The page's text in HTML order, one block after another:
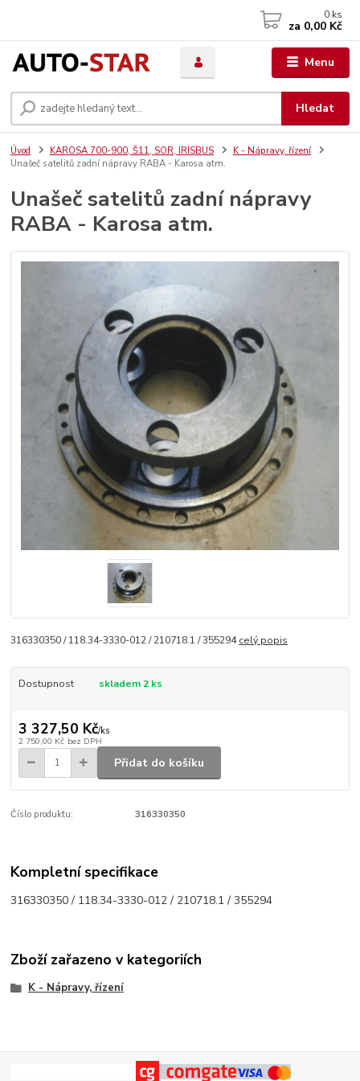
Menu
Hledat
0 ks
za 0,00 Kč
Úvod KAROSA 700-900, Š11, SOR, IRISBUS
K - Nápravy, řízení
Unašeč satelitů zadní nápravy RABA - Karosa atm.
Unašeč satelitů zadní nápravy
RABA - Karosa atm.
316330350 / 118.34-3330-012 / 210718.1 / 355294celý popis
Dostupnost skladem 2 ks
3 327,50 Kč/ks
2 750,00 Kč bez DPH
Přidat do košíku
Číslo produktu: 316330350
Kompletní specifikace
316330350 / 118.34-3330-012 / 210718.1 / 355294
Zboží zařazeno v kategoriích
K - Nápravy, řízení